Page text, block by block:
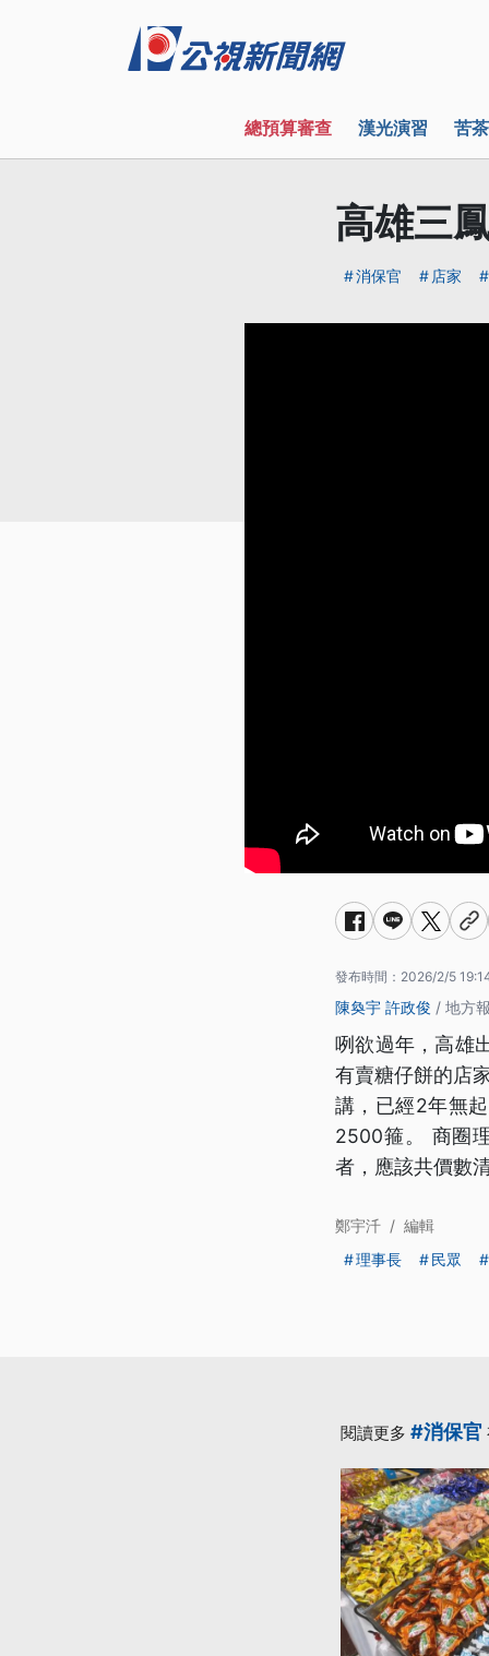
總預算審查 漢光演習 苦
高雄三
消保官 店家
發布時間： 2026/2/5
陳奐宇 許政俊 / 地方
咧欲過年，高雄
有賣糖仔餅的店
講，已經2年無
2500箍。 商圈
者，應該共價數
鄭宇汘 / 編輯
理事長
民眾
閱讀更多 #消保官